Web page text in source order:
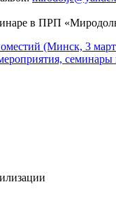
в ПРП
(Минск, 3
семинары